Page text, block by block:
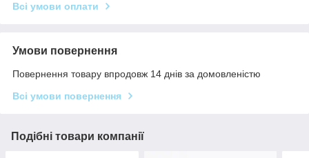
Всі умови оплати
Умови повернення
Повернення товару впродовж 14 днів за домовленістю
Всі умови повернення
Подібні товари компанії